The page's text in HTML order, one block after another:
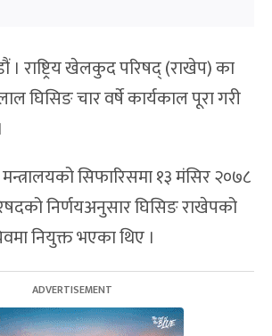
। राष्ट्रिय खेलकुद परिषद् (राखेप) का
घिसिङ चार वर्षे कार्यकाल पूरा गरी
सिफारिसमा १३ मंसिर २०७८
निर्णयअनुसार घिसिङ राखेपको
नियुक्त भएका थिए ।